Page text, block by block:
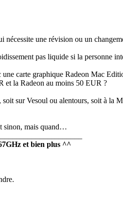
nécessite une révision ou un
pas liquide si la personne
carte graphique Radeon Mac
et la Radeon au moins 50 EUR ?
sur Vesoul ou alentours, soit à la
sinon, mais quand…
et bien plus ^^